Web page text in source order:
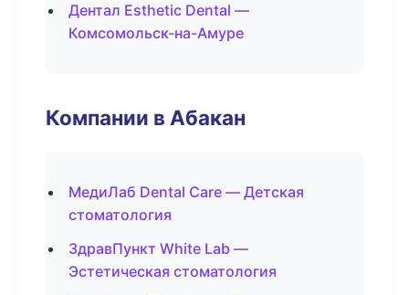
Дентал Esthetic Dental —
Комсомольск-на-Амуре
Компании в Абакан
МедиЛаб Dental Care — Детская
стоматология
ЗдравПункт White Lab —
Эстетическая стоматология